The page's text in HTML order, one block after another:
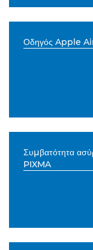
Οδηγός Apple
Συμβατότητα
PIXMA